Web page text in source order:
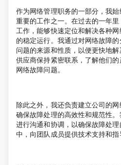
作为网络管理职务的一部分，我
重要的工作之一。在过去的一年
工作，能够快速定位和解决各种
的稳定运行。我通过对网络故障
问题的来源和性质，以便更快地
供应商保持紧密联系，了解他们
网络故障问题。
除此之外，我还负责建立公司的
确保故障处理的高效性和规范性
进行沟通和协调，以确保故障处
中，向团队成员提供技术支持和指